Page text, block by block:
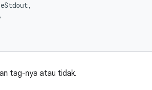
tag-nya atau tidak.